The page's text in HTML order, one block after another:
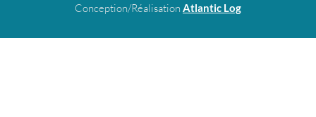
Conception/Réalisation Atlantic Log